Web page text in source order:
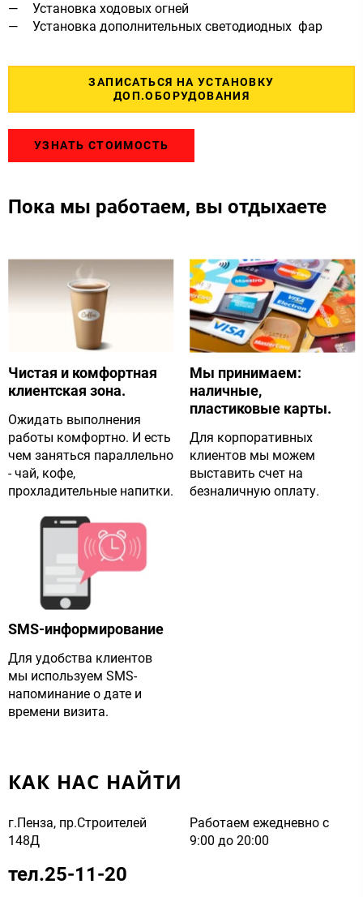
Установка ходовых огней
Установка дополнительных светодиодных фар
ЗАПИСАТЬСЯ НА УСТАНОВКУ
ДОП.ОБОРУДОВАНИЯ
УЗНАТЬ СТОИМОСТЬ
Пока мы работаем, вы отдыхаете
Чистая и комфортная
клиентская зона.
Ожидать выполнения
работы комфортно. И есть
чем заняться параллельно
- чай, кофе,
прохладительные напитки.
Мы принимаем:
наличные,
пластиковые карты.
Для корпоративных
клиентов мы можем
выставить счет на
безналичную оплату.
SMS-информирование
Для удобства клиентов
мы используем SMS-
напоминание о дате и
времени визита.
КАК НАС НАЙТИ
г.Пенза, пр.Строителей
148Д
Работаем ежедневно с
9:00 до 20:00
тел.25-11-20